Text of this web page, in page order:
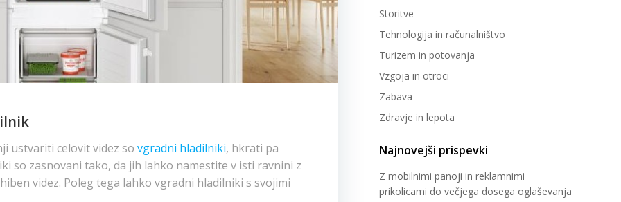
ustvariti celovit videz so vgradni hladilniki, hkrati pa
so zasnovani tako, da jih lahko namestite v isti ravnini z
videz. Poleg tega lahko vgradni hladilniki s svojimi
Storitve
Tehnologija in računalništvo
Turizem in potovanja
Vzgoja in otroci
Zabava
Zdravje in lepota
Najnovejši prispevki
Z mobilnimi panoji in reklamnimi
prikolicami do večjega dosega oglaševanja